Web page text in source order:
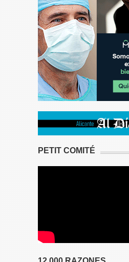
PETIT COMITÉ